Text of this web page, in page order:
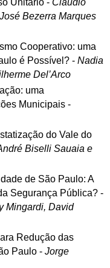
Bezerra Marques
Cooperativo: uma
é Possível? -Nadia
Del’Arco
uma
Municipais -
do Vale do
Biselli Sauaia e
de São Paulo: A
Segurança Pública? -
Mingardi, David
Redução das
Paulo -Jorge